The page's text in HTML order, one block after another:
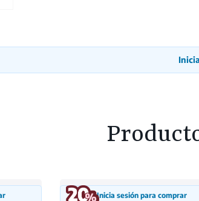
Inicia sesión para comprar